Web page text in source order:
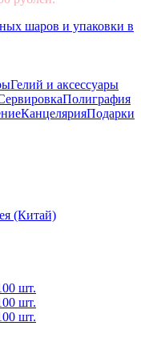
Гелий и аксессуары
Полиграфия
КанцелярияПодарки
(Китай)